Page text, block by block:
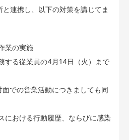
連携し、以下の対策を講じてま
業の実施
する従業員の4月14日（火）まで
の営業活動につきましても同
における行動履歴、ならびに感染